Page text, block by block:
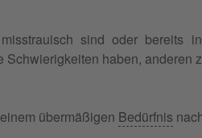
sind oder bereits
Schwierigkeiten haben, anderen
übermäßigen Bedürfnis